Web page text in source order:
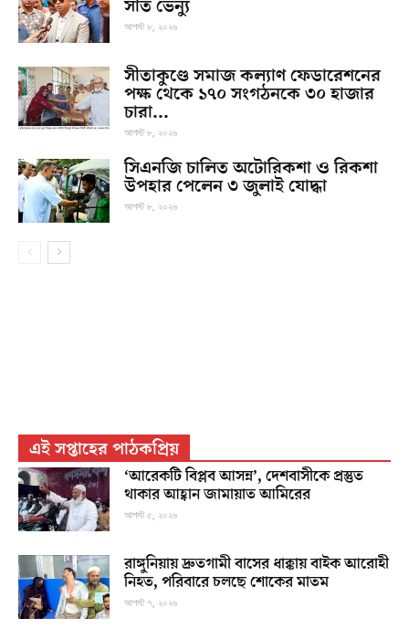
সাত ভেন্যু
আগস্ট ৮, ২০২৬
সীতাকুণ্ডে সমাজ কল্যাণ ফেডারেশনের
পক্ষ থেকে ১৭০ সংগঠনকে ৩০ হাজার
চারা...
আগস্ট ৮, ২০২৬
সিএনজি চালিত অটোরিকশা ও রিকশা
উপহার পেলেন ৩ জুলাই যোদ্ধা
আগস্ট ৮, ২০২৬
এই সপ্তাহের পাঠকপ্রিয়
‘আরেকটি বিপ্লব আসন্ন’, দেশবাসীকে প্রস্তুত
থাকার আহ্বান জামায়াত আমিরের
আগস্ট ৫, ২০২৬
রাঙ্গুনিয়ায় দ্রুতগামী বাসের ধাক্কায় বাইক আরোহী
নিহত, পরিবারে চলছে শোকের মাতম
আগস্ট ৭, ২০২৬